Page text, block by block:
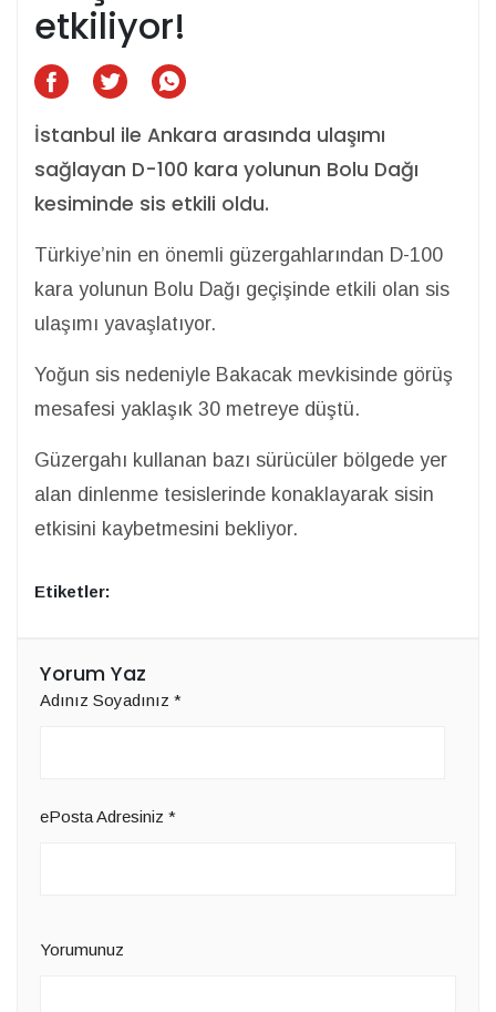
etkiliyor!
İstanbul ile Ankara arasında ulaşımı
sağlayan D-100 kara yolunun Bolu Dağı
kesiminde sis etkili oldu.
Türkiye’nin en önemli güzergahlarından D-100
kara yolunun Bolu Dağı geçişinde etkili olan sis
ulaşımı yavaşlatıyor.
Yoğun sis nedeniyle Bakacak mevkisinde görüş
mesafesi yaklaşık 30 metreye düştü.
Güzergahı kullanan bazı sürücüler bölgede yer
alan dinlenme tesislerinde konaklayarak sisin
etkisini kaybetmesini bekliyor.
Etiketler:
Yorum Yaz
Adınız Soyadınız *
ePosta Adresiniz *
Yorumunuz